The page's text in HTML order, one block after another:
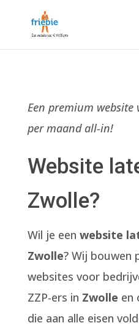
Een premium website
per maand all-in!
Website
Zwolle?
Wil je een website
Zwolle? Wij bouwen
websites voor
ZZP-ers in Zwolle en
die aan alle eisen